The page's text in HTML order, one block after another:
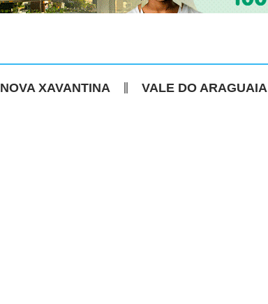
NOVA XAVANTINA VALE DO ARAGUAIA